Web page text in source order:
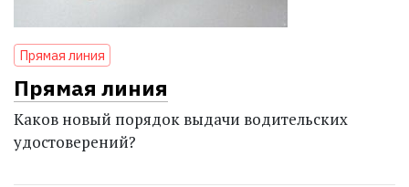
Прямая линия
Прямая линия
Каков новый порядок выдачи водительских
удостоверений?